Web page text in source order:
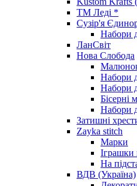
ТМ Леді *
Сузір'я
Набори
ЛанСвіт
Нова Слобода
Набори
Набори
Бісерні
Набори
Затишні
Zayka stitch
Марки
Іграшки
На
ВДВ (Україна)